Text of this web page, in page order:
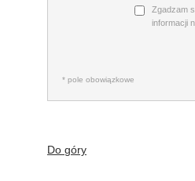
Zgadzam
informacji
* pole obowiązkowe
Do góry